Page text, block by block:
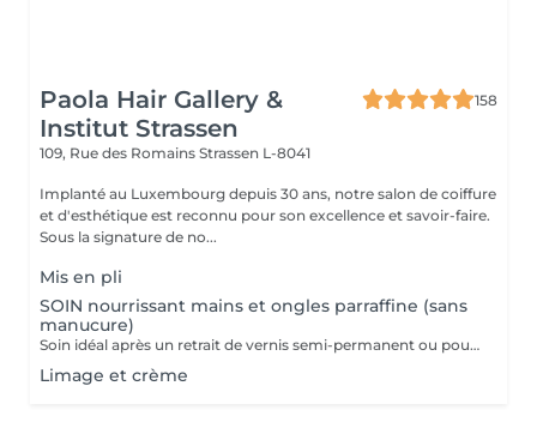
Paola Hair Gallery &
Institut Strassen
158
109, Rue des Romains Strassen L-8041
Implanté au Luxembourg depuis 30 ans, notre salon de coiffure
et d'esthétique est reconnu pour son excellence et savoir-faire.
Sous la signature de no...
Mis en pli
SOIN nourrissant mains et ongles parraffine (sans
manucure)
Soin idéal après un retrait de vernis semi-permanent ou pour simplement nourrir les mains et les ongles.
Limage et crème